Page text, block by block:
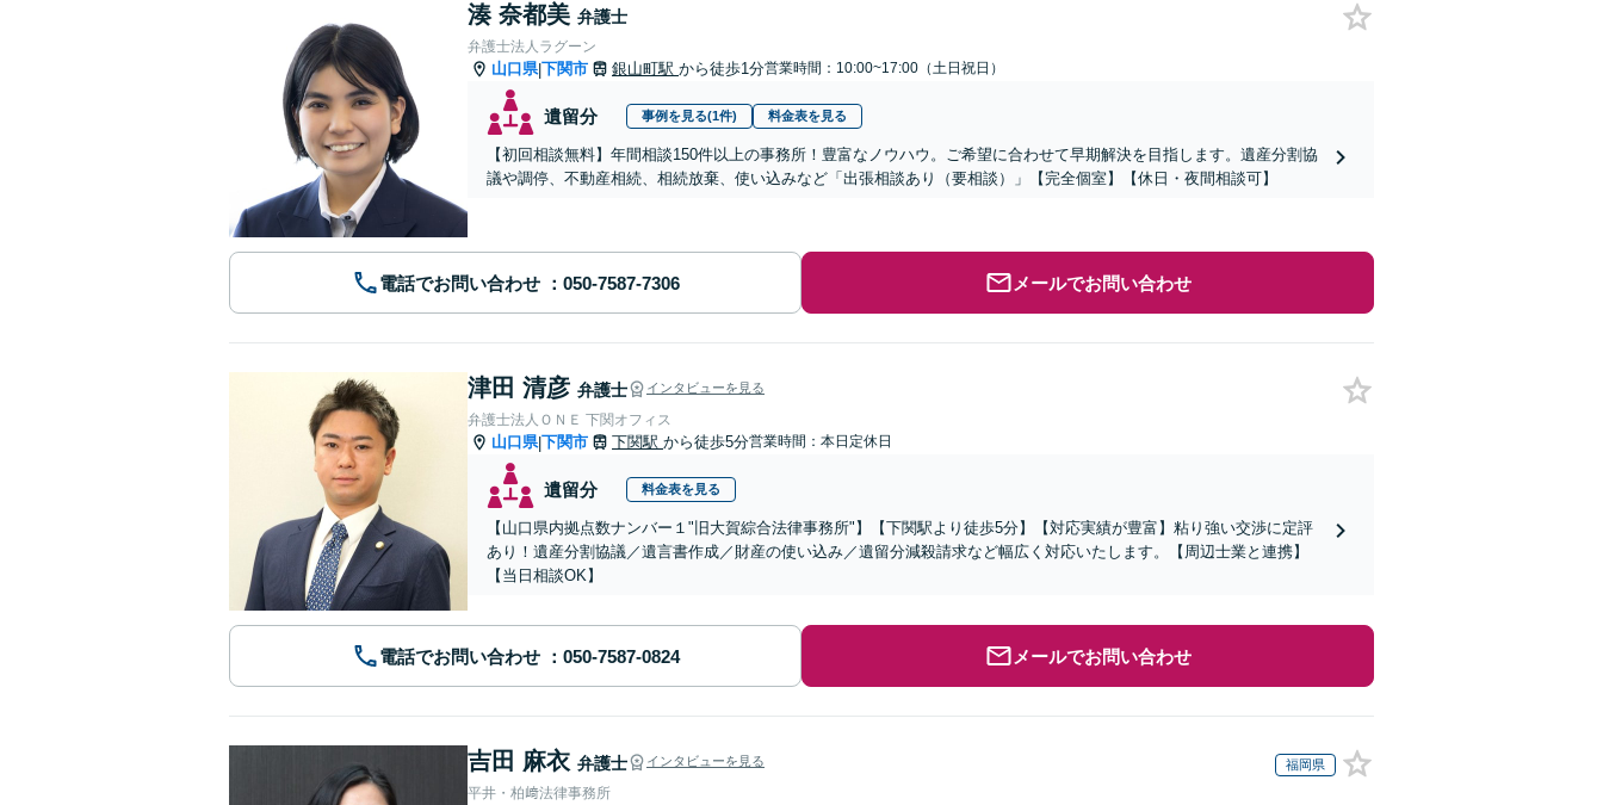
湊 奈都美 弁護士
弁護士法人ラグーン
山口県|下関市 銀山町駅 から徒歩1分営業時間：10:00~17:00（土日祝日）
遺留分 事例を見る(1件) 料金表を見る
【初回相談無料】年間相談150件以上の事務所！豊富なノウハウ。ご希望に合わせて早期解決を目指します。遺産分割協
議や調停、不動産相続、相続放棄、使い込みなど「出張相談あり（要相談）」【完全個室】【休日・夜間相談可】
電話でお問い合わせ メールでお問い合わせ
津田 清彦 弁護士 インタビューを見る
弁護士法人ＯＮＥ 下関オフィス
山口県|下関市 下関駅 から徒歩5分営業時間：本日定休日
遺留分 料金表を見る
【山口県内拠点数ナンバー１"旧大賀綜合法律事務所"】【下関駅より徒歩5分】【対応実績が豊富】粘り強い交渉に定評
あり！遺産分割協議／遺言書作成／財産の使い込み／遺留分減殺請求など幅広く対応いたします。【周辺士業と連携】
【当日相談OK】
電話でお問い合わせ メールでお問い合わせ
吉田 麻衣 弁護士 インタビューを見る 福岡県
平井・柏﨑法律事務所